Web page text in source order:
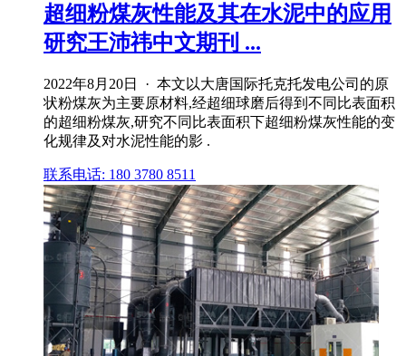
超细粉煤灰性能及其在水泥中的应用
研究王沛祎中文期刊 ...
2022年8月20日 · 本文以大唐国际托克托发电公司的原
状粉煤灰为主要原材料,经超细球磨后得到不同比表面积
的超细粉煤灰,研究不同比表面积下超细粉煤灰性能的变
化规律及对水泥性能的影 .
联系电话: 180 3780 8511